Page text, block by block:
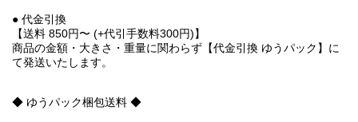
● 代金引換
【送料 850円〜 (+代引手数料300円)】
商品の金額・大きさ・重量に関わらず【代金引換 ゆうパック】に
て発送いたします。
◆ ゆうパック梱包送料 ◆